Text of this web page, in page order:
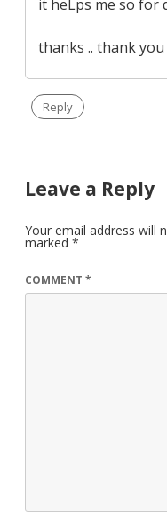
it heLps me so for
thanks .. thank
Reply
Leave a Reply
Your email address will
marked *
COMMENT *